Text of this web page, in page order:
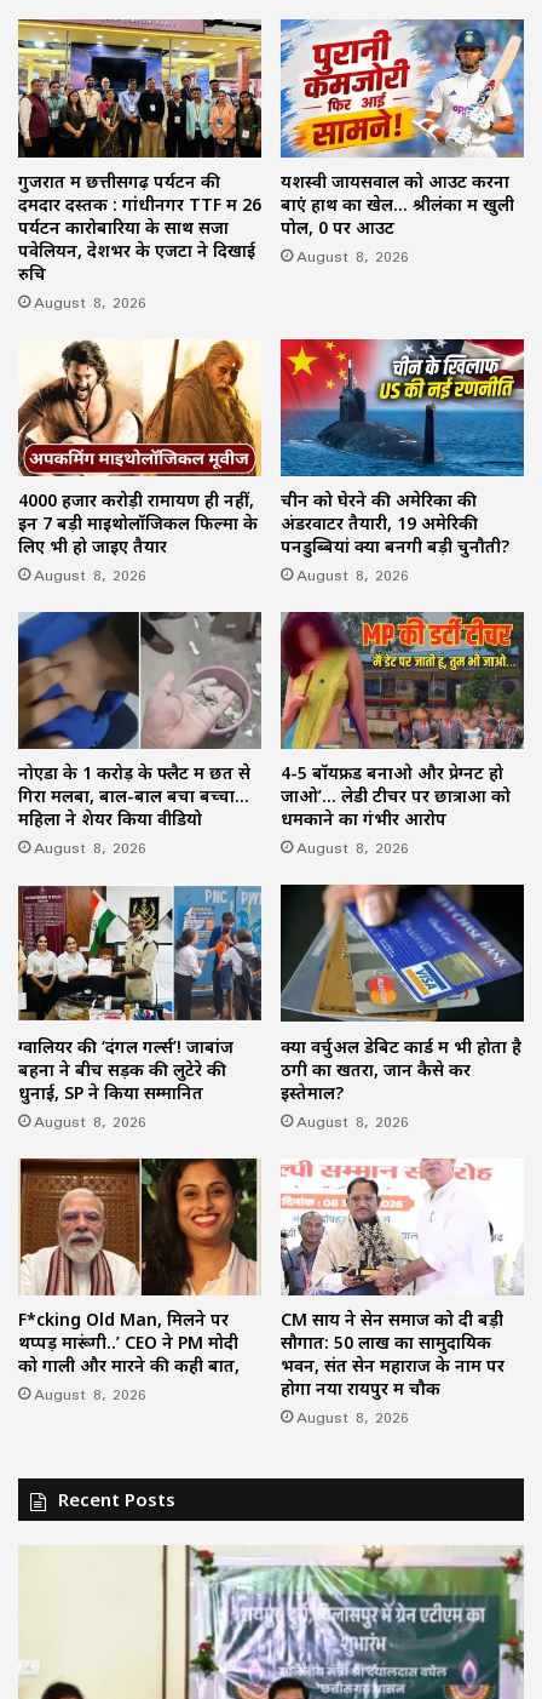
गुजरात में छत्तीसगढ़ पर्यटन की
दमदार दस्तक : गांधीनगर TTF में 26
पर्यटन कारोबारियों के साथ सजा
पवेलियन, देशभर के एजेंटों ने दिखाई
रुचि
August 8, 2026
यशस्वी जायसवाल को आउट करना
बाएं हाथ का खेल… श्रीलंका में खुली
पोल, 0 पर आउट
August 8, 2026
4000 हजार करोड़ी रामायण ही नहीं,
इन 7 बड़ी माइथोलॉजिकल फिल्मों के
लिए भी हो जाइए तैयार
August 8, 2026
चीन को घेरने की अमेरिका की
अंडरवाटर तैयारी, 19 अमेरिकी
पनडुब्बियां क्यों बनेंगी बड़ी चुनौती?
August 8, 2026
नोएडा के 1 करोड़ के फ्लैट में छत से
गिरा मलबा, बाल-बाल बचा बच्चा…
महिला ने शेयर किया वीडियो
August 8, 2026
4-5 बॉयफ्रेंड बनाओ और प्रेग्नेंट हो
जाओ’… लेडी टीचर पर छात्राओं को
धमकाने का गंभीर आरोप
August 8, 2026
ग्वालियर की ‘दंगल गर्ल्स’! जाबांज
बहनों ने बीच सड़क की लुटेरे की
धुनाई, SP ने किया सम्मानित
August 8, 2026
क्या वर्चुअल डेबिट कार्ड में भी होता है
ठगी का खतरा, जानें कैसे करें
इस्तेमाल?
August 8, 2026
F*cking Old Man, मिलने पर
थप्पड़ मारूंगी..’ CEO ने PM मोदी
को गाली और मारने की कही बात,
August 8, 2026
CM साय ने सेन समाज को दी बड़ी
सौगात: 50 लाख का सामुदायिक
भवन, संत सेन महाराज के नाम पर
होगा नया रायपुर में चौक
August 8, 2026
Recent Posts